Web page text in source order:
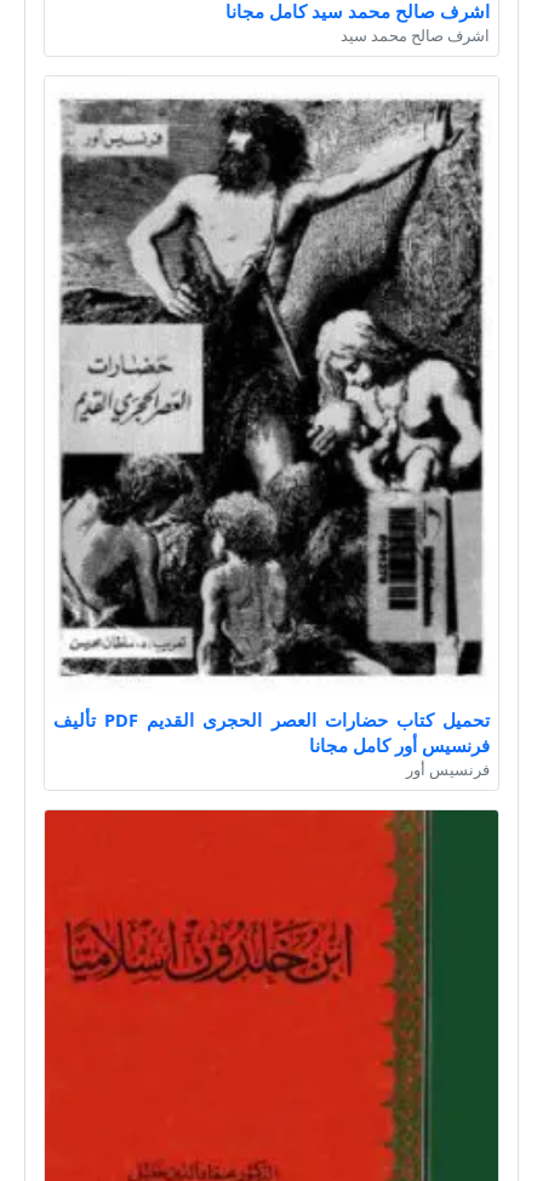
اشرف صالح محمد سيد كامل مجانا
اشرف صالح محمد سيد
تحميل كتاب حضارات العصر الحجرى القديم PDF تأليف
فرنسيس أور كامل مجانا
فرنسيس أور